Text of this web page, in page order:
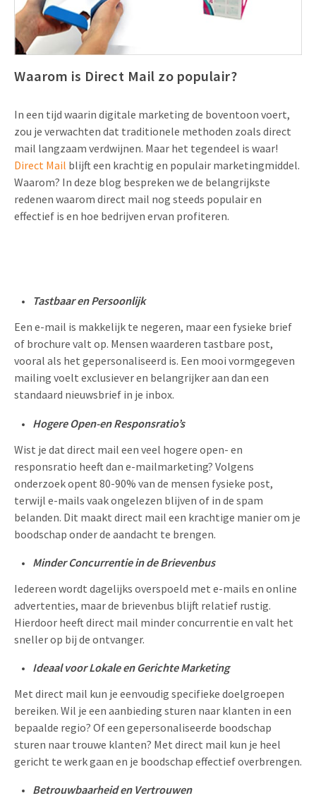
Waarom is Direct Mail zo populair?
In een tijd waarin digitale marketing de boventoon voert,
zou je verwachten dat traditionele methoden zoals direct
mail langzaam verdwijnen. Maar het tegendeel is waar!
Direct Mail blijft een krachtig en populair marketingmiddel.
Waarom? In deze blog bespreken we de belangrijkste
redenen waarom direct mail nog steeds populair en
effectief is en hoe bedrijven ervan profiteren.
Tastbaar en Persoonlijk
Een e-mail is makkelijk te negeren, maar een fysieke brief
of brochure valt op. Mensen waarderen tastbare post,
vooral als het gepersonaliseerd is. Een mooi vormgegeven
mailing voelt exclusiever en belangrijker aan dan een
standaard nieuwsbrief in je inbox.
Hogere Open-en Responsratio’s
Wist je dat direct mail een veel hogere open- en
responsratio heeft dan e-mailmarketing? Volgens
onderzoek opent 80-90% van de mensen fysieke post,
terwijl e-mails vaak ongelezen blijven of in de spam
belanden. Dit maakt direct mail een krachtige manier om je
boodschap onder de aandacht te brengen.
Minder Concurrentie in de Brievenbus
Iedereen wordt dagelijks overspoeld met e-mails en online
advertenties, maar de brievenbus blijft relatief rustig.
Hierdoor heeft direct mail minder concurrentie en valt het
sneller op bij de ontvanger.
Ideaal voor Lokale en Gerichte Marketing
Met direct mail kun je eenvoudig specifieke doelgroepen
bereiken. Wil je een aanbieding sturen naar klanten in een
bepaalde regio? Of een gepersonaliseerde boodschap
sturen naar trouwe klanten? Met direct mail kun je heel
gericht te werk gaan en je boodschap effectief overbrengen.
Betrouwbaarheid en Vertrouwen
Pop-up Kaarten
Geluidskaarten
Twin Sliders
Tabkaarten
Budget kaarten
Andere opvallende mailings
Media Marketing
Automotive Marketing
Marketing in de Zorg
Duurzame Marketing
Marketing voor Scholen
Horeca Marketing
Uitnodigingen
Product Introductie
App-lancering
Kalender maken
Klantenbinding
Over Ons
Vacatures
Duurzaamheid
Brochure downloaden